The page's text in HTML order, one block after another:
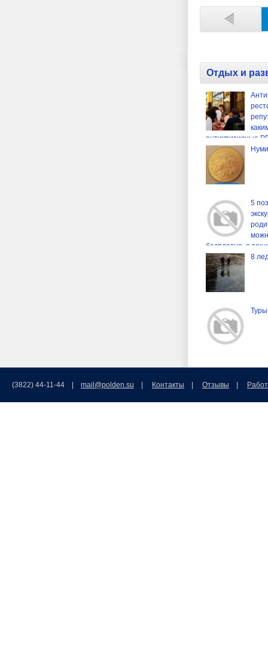
Отдых и
антикризисные
ресторанов
категории.
5
бесплатно, а так
популярные 8
(3822) 44-11-44 | mail@polden.su Контакты Отзывы